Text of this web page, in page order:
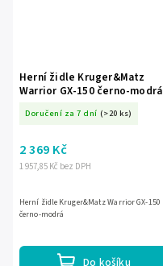
Herní židle Kruger&Matz
Warrior GX-150 černo-modrá
Doručení za 7 dní (>20 ks)
1 957,85 Kč bez DPH
2 369 Kč
Do košíku
Herní židle Kruger&Matz Warrior GX-150
černo-modrá